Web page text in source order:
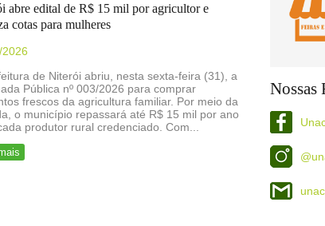
abre edital de R$ 15 mil por agricultor e
cotas para mulheres
de Niterói abriu, nesta sexta-feira (31), a
Pública nº 003/2026 para comprar
frescos da agricultura familiar. Por meio da
o município repassará até R$ 15 mil por ano
produtor rural credenciado. Com...
Nossas